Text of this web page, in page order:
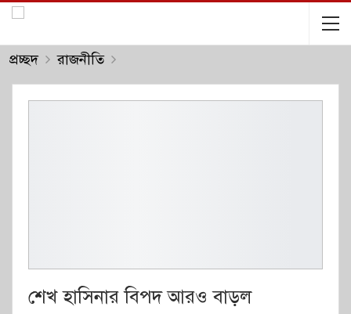
প্রচ্ছদ রাজনীতি
শেখ হাসিনার বিপদ আরও বাড়ল